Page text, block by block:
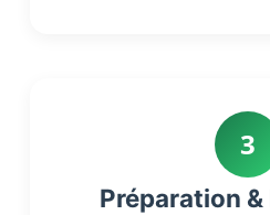
3
Préparation